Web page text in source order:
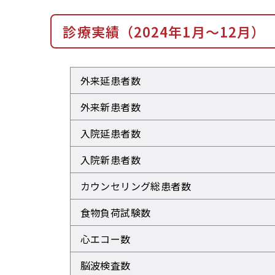
診療実績（2024年1月～12月）
外来延患者数
外来新患者数
入院延患者数
入院新患者数
カウンセリング総患者数
食物負荷試験数
心エコー数
脳波検査数